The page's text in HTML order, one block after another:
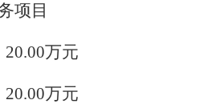
项目
万元
万元